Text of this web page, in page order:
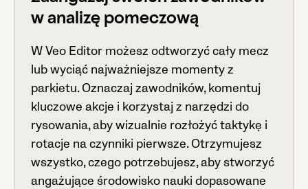
w analizę pomeczową
W Veo Editor możesz odtworzyć cały mecz
lub wyciąć najważniejsze momenty z
parkietu. Oznaczaj zawodników, komentuj
kluczowe akcje i korzystaj z narzędzi do
rysowania, aby wizualnie rozłożyć taktykę i
rotacje na czynniki pierwsze. Otrzymujesz
wszystko, czego potrzebujesz, aby stworzyć
angażujące środowisko nauki dopasowane